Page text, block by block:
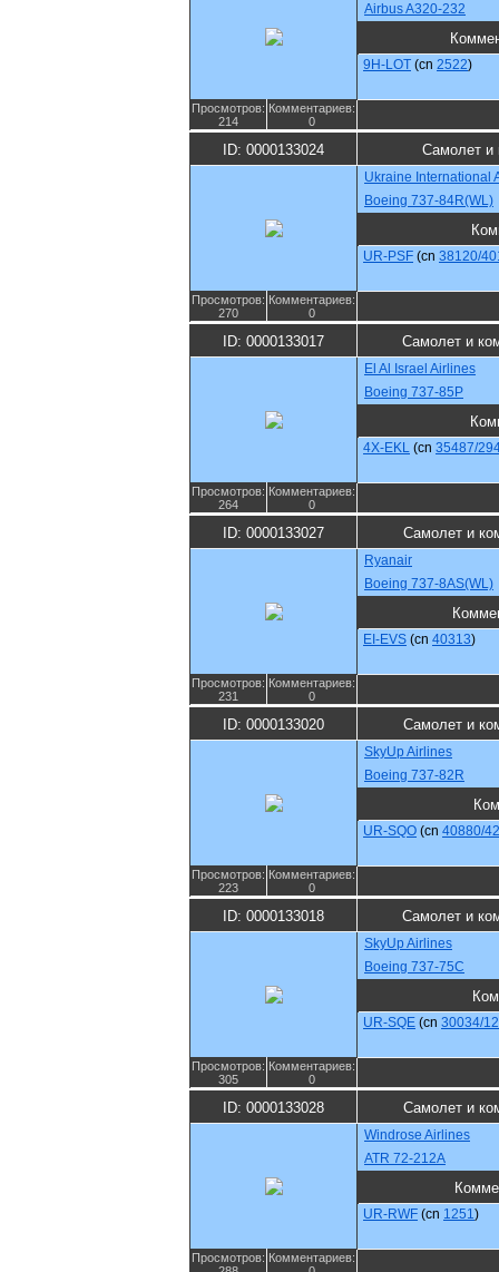
Airbus A320-232
9H-LOT (cn 2522)
Просмотров:
214
Комментариев:
0
ID: 0000133024 Самолет и
Ukraine International
Boeing 737-84R(WL)
UR-PSF (cn 38120/
Просмотров:
270
Комментариев:
0
ID: 0000133017 Самолет и
El Al Israel Airlines
Boeing 737-85P
4X-EKL (cn 35487/
Просмотров:
264
Комментариев:
0
ID: 0000133027 Самолет и
Ryanair
Boeing 737-8AS(WL)
EI-EVS (cn 40313)
Просмотров:
231
Комментариев:
0
ID: 0000133020 Самолет и
SkyUp Airlines
Boeing 737-82R
UR-SQO (cn 40880/
Просмотров:
223
Комментариев:
0
ID: 0000133018 Самолет и
SkyUp Airlines
Boeing 737-75C
UR-SQE (cn 30034/
Просмотров:
305
Комментариев:
0
ID: 0000133028 Самолет и
Windrose Airlines
ATR 72-212A
UR-RWF (cn 1251)
Просмотров: Комментариев: